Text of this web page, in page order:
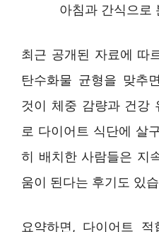
아침과 간식으로
최근 공개된 자료에 따
탄수화물 균형을 맞추
것이 체중 감량과 건강
로 다이어트 식단에 살
히 배치한 사람들은 지
움이 된다는 후기도 있
요약하면, 다이어트